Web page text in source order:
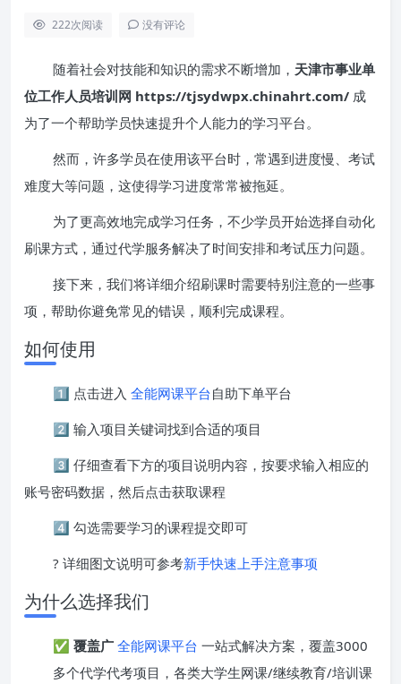
222次阅读 没有评论
随着社会对技能和知识的需求不断增加， 天津市事业单
位工作人员培训网 https://tjsydwpx.chinahrt.com/ 成
为了一个帮助学员快速提升个人能力的学习平台。
然而，许多学员在使用该平台时，常遇到进度慢、考试
难度大等问题，这使得学习进度常常被拖延。
为了更高效地完成学习任务，不少学员开始选择自动化
刷课方式，通过代学服务解决了时间安排和考试压力问题。
接下来，我们将详细介绍刷课时需要特别注意的一些事
项，帮助你避免常见的错误，顺利完成课程。
如何使用
1️⃣ 点击进入 全能网课平台自助下单平台
2️⃣ 输入项目关键词找到合适的项目
3️⃣ 仔细查看下方的项目说明内容，按要求输入相应的
账号密码数据，然后点击获取课程
4️⃣ 勾选需要学习的课程提交即可
? 详细图文说明可参考新手快速上手注意事项
为什么选择我们
✅ 覆盖广 全能网课平台 一站式解决方案，覆盖3000
多个代学代考项目，各类大学生网课/继续教育/培训课